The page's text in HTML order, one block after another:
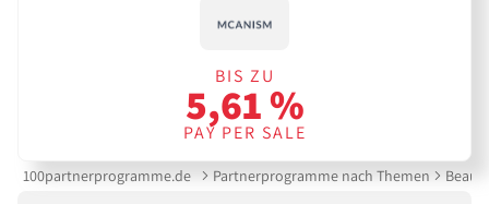
BIS ZU
5,61 %
PAY PER SALE
100partnerprogramme.de Partnerprogramme nach Themen